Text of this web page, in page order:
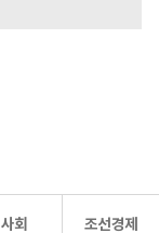
사회 조선경제